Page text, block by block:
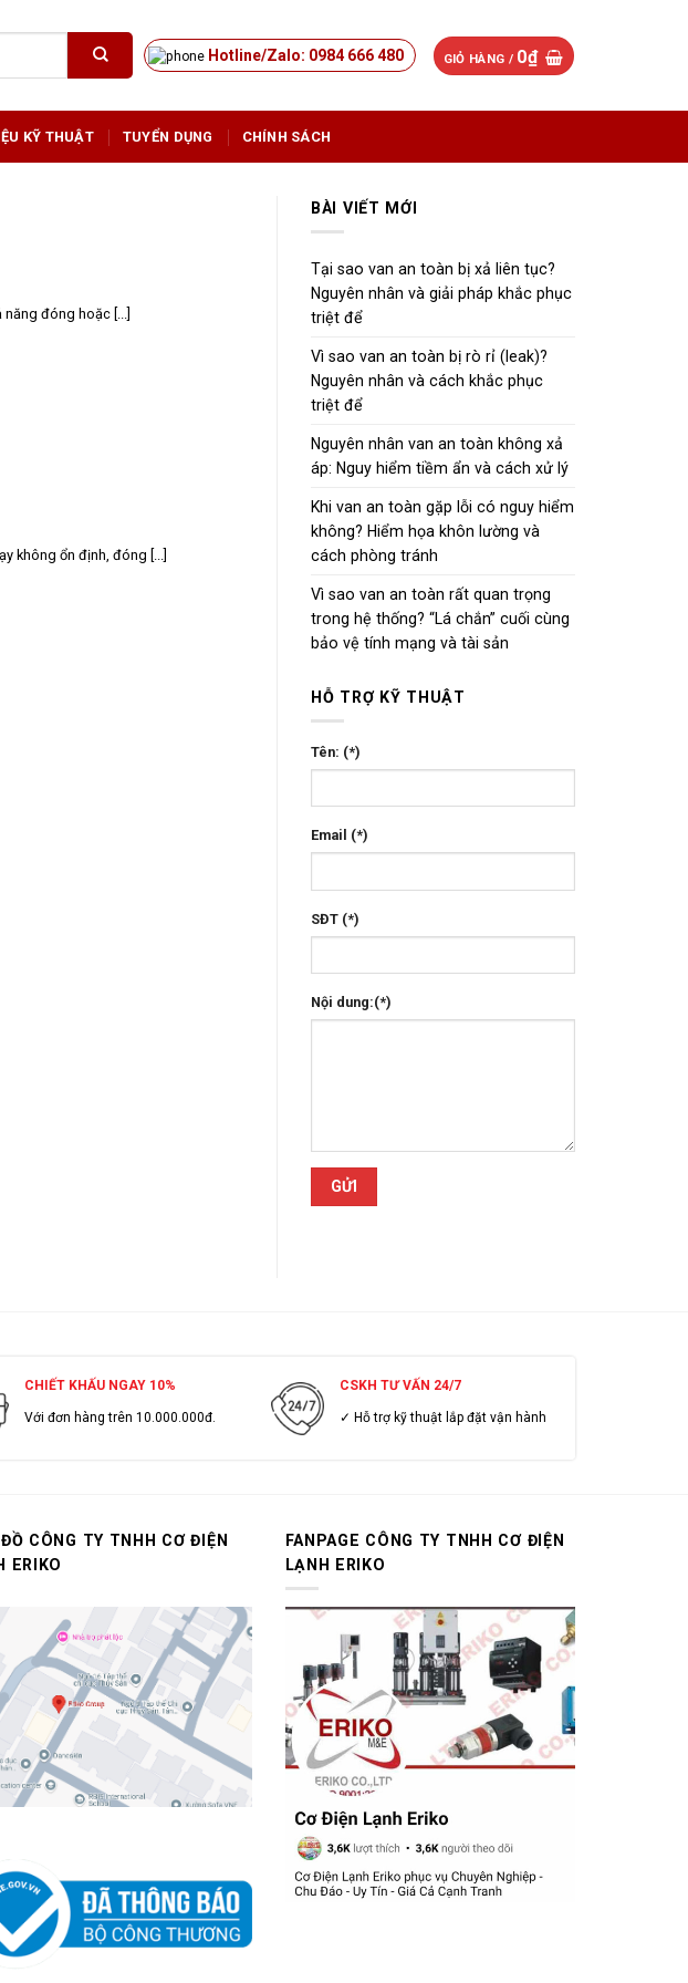
Hotline/Zalo: 0984 666 480 GIỎ HÀNG / 0₫
KỸ THUẬT TUYỂN DỤNG CHÍNH SÁCH
đóng hoặc [...]
không ổn định, đóng [...]
BÀI VIẾT MỚI
Tại sao van an toàn bị xả liên tục?
Nguyên nhân và giải pháp khắc phục
triệt để
Vì sao van an toàn bị rò rỉ (leak)?
Nguyên nhân và cách khắc phục
triệt để
Nguyên nhân van an toàn không xả
áp: Nguy hiểm tiềm ẩn và cách xử lý
Khi van an toàn gặp lỗi có nguy hiểm
không? Hiểm họa khôn lường và
cách phòng tránh
Vì sao van an toàn rất quan trọng
trong hệ thống? “Lá chắn” cuối cùng
bảo vệ tính mạng và tài sản
HỖ TRỢ KỸ THUẬT
Tên: (*)
Email (*)
SĐT (*)
Nội dung:(*)
CHIẾT KHẤU NGAY 10%
Với đơn hàng trên 10.000.000đ.
CSKH TƯ VẤN 24/7
✓ Hỗ trợ kỹ thuật lắp đặt vận hành
CÔNG TY TNHH CƠ ĐIỆN
ERIKO
FANPAGE CÔNG TY TNHH CƠ ĐIỆN
LẠNH ERIKO